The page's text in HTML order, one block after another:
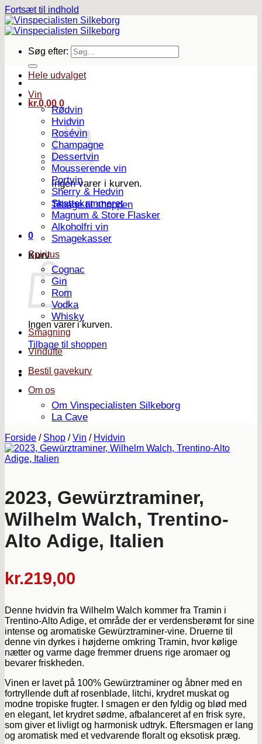
Fortsæt til indhold
Søg efter:
kr.0,00 0
Ingen varer i kurven.
Tilbage til shoppen
0
Kurv
Ingen varer i kurven.
Tilbage til shoppen
Hele udvalget
Vin
Rødvin
Hvidvin
Rosévin
Champagne
Dessertvin
Mousserende vin
Portvin
Sherry & Hedvin
Skattekammeret
Magnum & Store Flasker
Alkoholfri vin
Smagekasser
Spiritus
Cognac
Gin
Rom
Vodka
Whisky
Smagning
Vindufte
Bestil gavekurv
Om os
Om Vinspecialisten Silkeborg
La Cave
Forside / Shop / Vin / Hvidvin
2023, Gewürztraminer,
Wilhelm Walch, Trentino-
Alto Adige, Italien
kr.219,00
Denne hvidvin fra Wilhelm Walch kommer fra Tramin i
Trentino-Alto Adige, et område der er verdensberømt for sine
intense og aromatiske Gewürztraminer-vine. Druerne til
denne vin dyrkes i højderne omkring Tramin, hvor kølige
nætter og varme dage fremmer druens rige aromaer og
bevarer friskheden.
Vinen er lavet på 100% Gewürztraminer og åbner med en
fortryllende duft af rosenblade, litchi, krydret muskat og
modne tropiske frugter. I smagen er den fyldig og blød med
en elegant, let krydret sødme, afbalanceret af en frisk syre,
som giver et livligt og harmonisk udtryk. Eftersmagen er lang
og aromatisk med et vedvarende floralt og eksotisk præg.